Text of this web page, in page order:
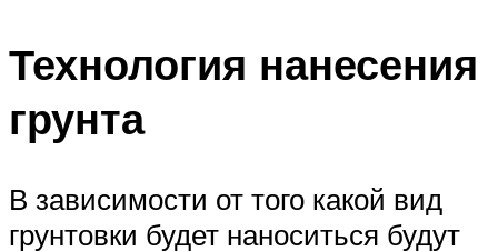
Технология нанесения
грунта
В зависимости от того какой вид
грунтовки будет наноситься будут